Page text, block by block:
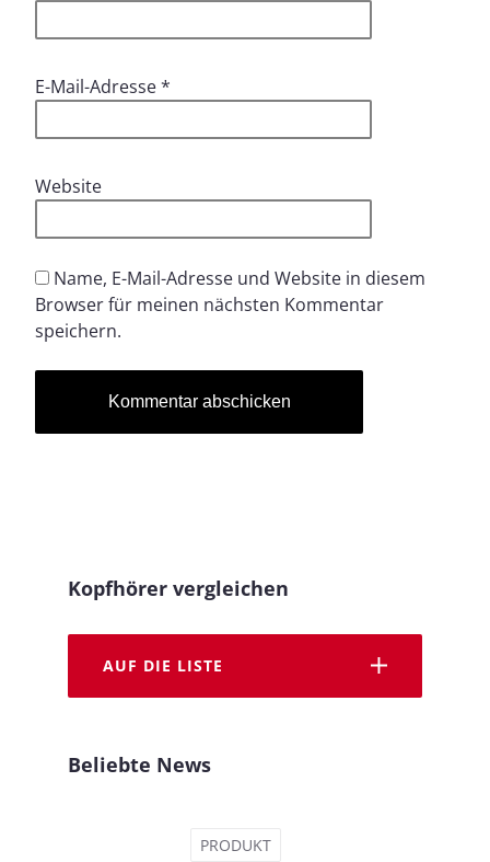
E-Mail-Adresse*
Website
Name, E-Mail-Adresse und Website in diesem
Browser für meinen nächsten Kommentar
speichern.
Kopfhörer vergleichen
AUF DIE LISTE
Beliebte News
PRODUKT